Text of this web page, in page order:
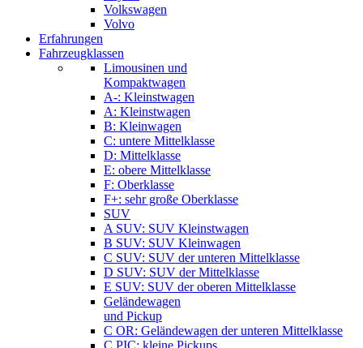
Volkswagen
Volvo
Erfahrungen
Fahrzeugklassen
Limousinen und
Kompaktwagen
A-: Kleinstwagen
A: Kleinstwagen
B: Kleinwagen
C: untere Mittelklasse
D: Mittelklasse
E: obere Mittelklasse
F: Oberklasse
F+: sehr große Oberklasse
SUV
A SUV: SUV Kleinstwagen
B SUV: SUV Kleinwagen
C SUV: SUV der unteren Mittelklasse
D SUV: SUV der Mittelklasse
E SUV: SUV der oberen Mittelklasse
Geländewagen
und Pickup
C OR: Geländewagen der unteren Mittelklasse
C PIC: kleine Pickups